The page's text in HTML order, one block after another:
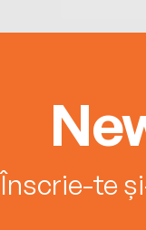
Înscrie-te